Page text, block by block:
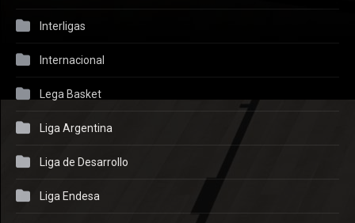
Interligas
Internacional
Lega Basket
Liga Argentina
Liga de Desarrollo
Liga Endesa